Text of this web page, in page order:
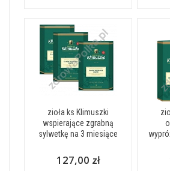
zioła ks Klimuszki
wspierające zgrabną
sylwetkę na 3 miesiące
127,00 zł